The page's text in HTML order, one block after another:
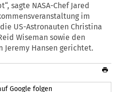
sagte NASA-Chef Jared
im
US-Astronauten Christina
Wiseman sowie den
Jeremy Hansen gerichtet.
Google folgen